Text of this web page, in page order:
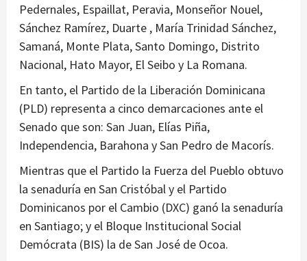
Pedernales, Espaillat, Peravia, Monseñor Nouel,
Sánchez Ramírez, Duarte , María Trinidad Sánchez,
Samaná, Monte Plata, Santo Domingo, Distrito
Nacional, Hato Mayor, El Seibo y La Romana.
En tanto, el Partido de la Liberación Dominicana
(PLD) representa a cinco demarcaciones ante el
Senado que son: San Juan, Elías Piña,
Independencia, Barahona y San Pedro de Macorís.
Mientras que el Partido la Fuerza del Pueblo obtuvo
la senaduría en San Cristóbal y el Partido
Dominicanos por el Cambio (DXC) ganó la senaduría
en Santiago; y el Bloque Institucional Social
Demócrata (BIS) la de San José de Ocoa.